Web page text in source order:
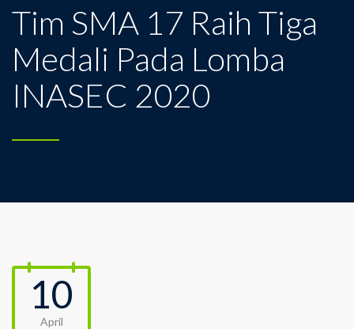
Tim SMA 17 Raih Tiga
Medali Pada Lomba
INASEC 2020
10
April